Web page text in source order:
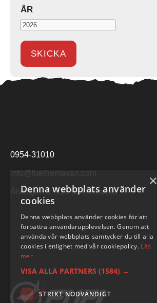
ÅR
0954-31010
info@fuelhemavan.com
Älvstigen 5, 925 93 Hemavan
×
Denna webbplats använder
cookies
Denna webbplats använder cookies för att
förbättra användarupplevelsen. Genom att
använda vår webbplats samtycker du till alla
cookies i enlighet med vår cookiepolicy. Läs
mer
VISA ALLA PARTNERS (1584) →
STRIKT NÖDVÄNDIGT